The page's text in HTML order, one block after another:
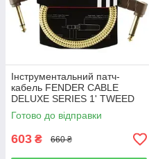
Інструментальний патч-
кабель FENDER CABLE
DELUXE SERIES 1' TWEED
Готово до відправки
603 ₴ 660 ₴